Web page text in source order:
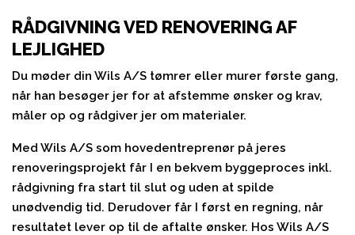
RÅDGIVNING VED RENOVERING AF
LEJLIGHED
Du møder din Wils A/S tømrer eller murer første gang,
når han besøger jer for at afstemme ønsker og krav,
måler op og rådgiver jer om materialer.
Med Wils A/S som hovedentreprenør på jeres
renoveringsprojekt får I en bekvem byggeproces inkl.
rådgivning fra start til slut og uden at spilde
unødvendig tid. Derudover får I først en regning, når
resultatet lever op til de aftalte ønsker. Hos Wils A/S